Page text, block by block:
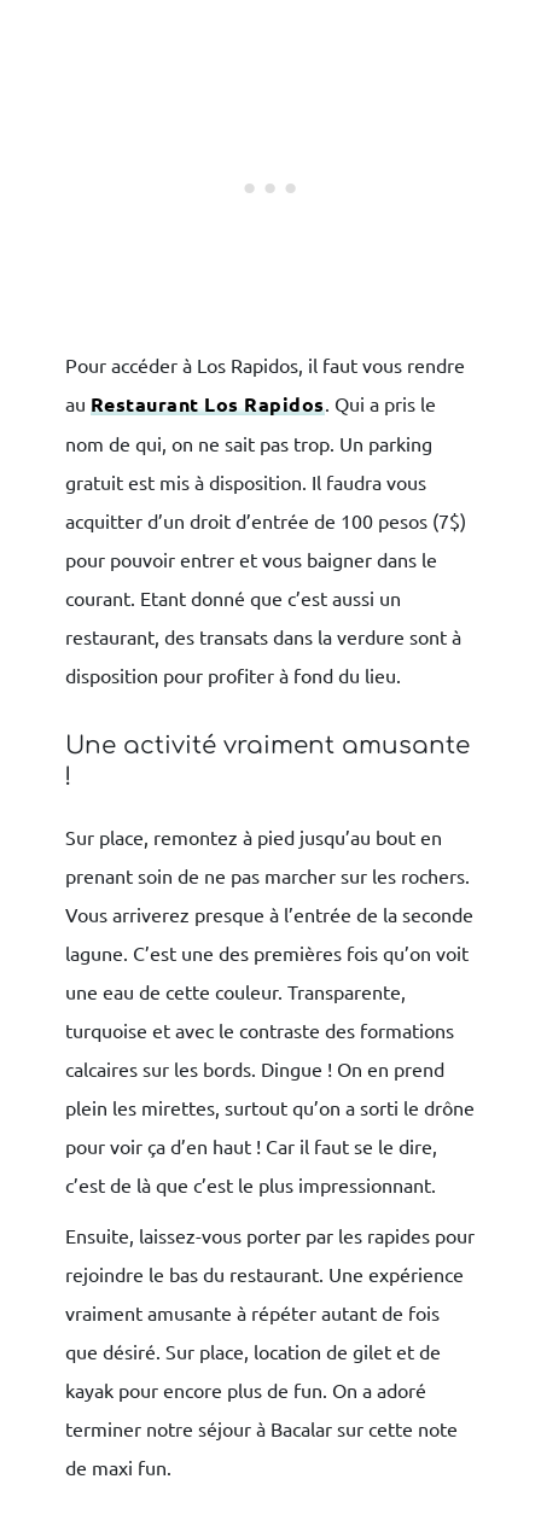
Pour accéder à Los Rapidos, il faut vous rendre
au Restaurant Los Rapidos. Qui a pris le
nom de qui, on ne sait pas trop. Un parking
gratuit est mis à disposition. Il faudra vous
acquitter d’un droit d’entrée de 100 pesos (7$)
pour pouvoir entrer et vous baigner dans le
courant. Etant donné que c’est aussi un
restaurant, des transats dans la verdure sont à
disposition pour profiter à fond du lieu.
Une activité vraiment amusante
!
Sur place, remontez à pied jusqu’au bout en
prenant soin de ne pas marcher sur les rochers.
Vous arriverez presque à l’entrée de la seconde
lagune. C’est une des premières fois qu’on voit
une eau de cette couleur. Transparente,
turquoise et avec le contraste des formations
calcaires sur les bords. Dingue ! On en prend
plein les mirettes, surtout qu’on a sorti le drône
pour voir ça d’en haut ! Car il faut se le dire,
c’est de là que c’est le plus impressionnant.
Ensuite, laissez-vous porter par les rapides pour
rejoindre le bas du restaurant. Une expérience
vraiment amusante à répéter autant de fois
que désiré. Sur place, location de gilet et de
kayak pour encore plus de fun. On a adoré
terminer notre séjour à Bacalar sur cette note
de maxi fun.